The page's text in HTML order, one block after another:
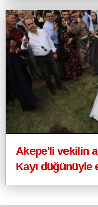
Akepe'li vekilin
Kayı düğünüyle